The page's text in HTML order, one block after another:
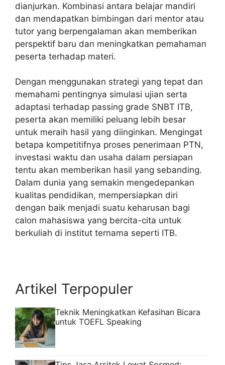
dianjurkan. Kombinasi antara belajar mandiri
dan mendapatkan bimbingan dari mentor atau
tutor yang berpengalaman akan memberikan
perspektif baru dan meningkatkan pemahaman
peserta terhadap materi.
Dengan menggunakan strategi yang tepat dan
memahami pentingnya simulasi ujian serta
adaptasi terhadap passing grade SNBT ITB,
peserta akan memiliki peluang lebih besar
untuk meraih hasil yang diinginkan. Mengingat
betapa kompetitifnya proses penerimaan PTN,
investasi waktu dan usaha dalam persiapan
tentu akan memberikan hasil yang sebanding.
Dalam dunia yang semakin mengedepankan
kualitas pendidikan, mempersiapkan diri
dengan baik menjadi suatu keharusan bagi
calon mahasiswa yang bercita-cita untuk
berkuliah di institut ternama seperti ITB.
Artikel Terpopuler
Teknik Meningkatkan Kefasihan Bicara
untuk TOEFL Speaking